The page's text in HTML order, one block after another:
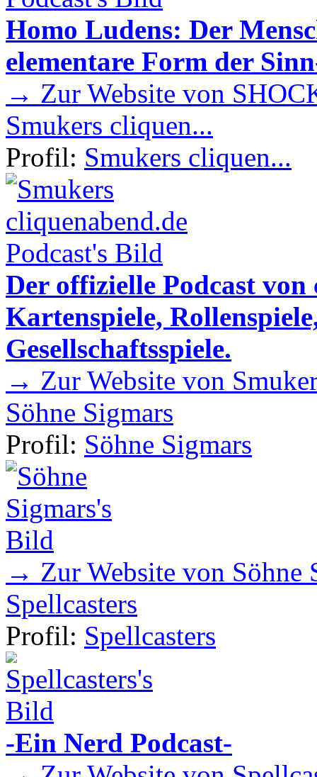
Homo Ludens: Der
elementare Form der
→ Zur Website von
Smukers cliquen...
Profil: Smukers cliquen...
Der offizielle Podcast
Kartenspiele,
Gesellschaftsspiele.
→ Zur Website von
Söhne Sigmars
Profil: Söhne Sigmars
→ Zur Website von Söhne
Spellcasters
Profil: Spellcasters
-Ein Nerd Podcast-